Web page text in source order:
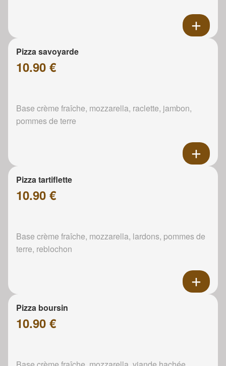
Pizza savoyarde
10.90 €
Base crème fraîche, mozzarella, raclette, jambon,
pommes de terre
Pizza tartiflette
10.90 €
Base crème fraîche, mozzarella, lardons, pommes de
terre, reblochon
Pizza boursin
10.90 €